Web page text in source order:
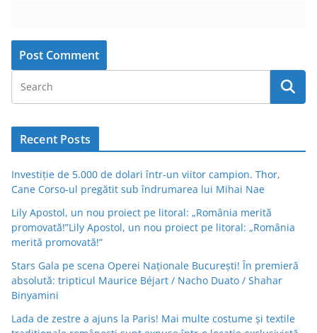
Recent Posts
Investiție de 5.000 de dolari într-un viitor campion. Thor,
Cane Corso-ul pregătit sub îndrumarea lui Mihai Nae
Lily Apostol, un nou proiect pe litoral: „România merită
promovată!”Lily Apostol, un nou proiect pe litoral: „România
merită promovată!”
Stars Gala pe scena Operei Naționale București! În premieră
absolută: tripticul Maurice Béjart / Nacho Duato / Shahar
Binyamini
Lada de zestre a ajuns la Paris! Mai multe costume și textile